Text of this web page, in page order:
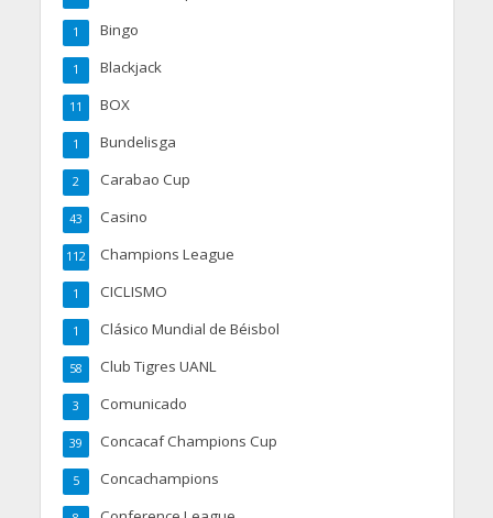
Bingo
1
Blackjack
1
BOX
11
Bundelisga
1
Carabao Cup
2
Casino
43
Champions League
112
CICLISMO
1
Clásico Mundial de Béisbol
1
Club Tigres UANL
58
Comunicado
3
Concacaf Champions Cup
39
Concachampions
5